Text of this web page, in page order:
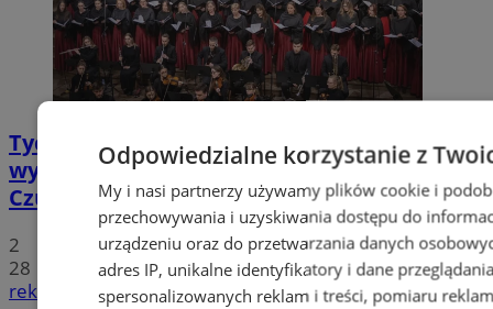
Tychy: Koncert chóralny "Messa di Gloria" –
wyjątkowe wydarzenie muzyczne w
Czułowie
2
28
reklama
Odpowiedzialne korzystanie z
My i nasi partnerzy używamy plików cookie i
przechowywania i uzyskiwania dostępu do
urządzeniu oraz do przetwarzania danych
adres IP, unikalne identyfikatory i dane
spersonalizowanych reklam i treści, pomiaru